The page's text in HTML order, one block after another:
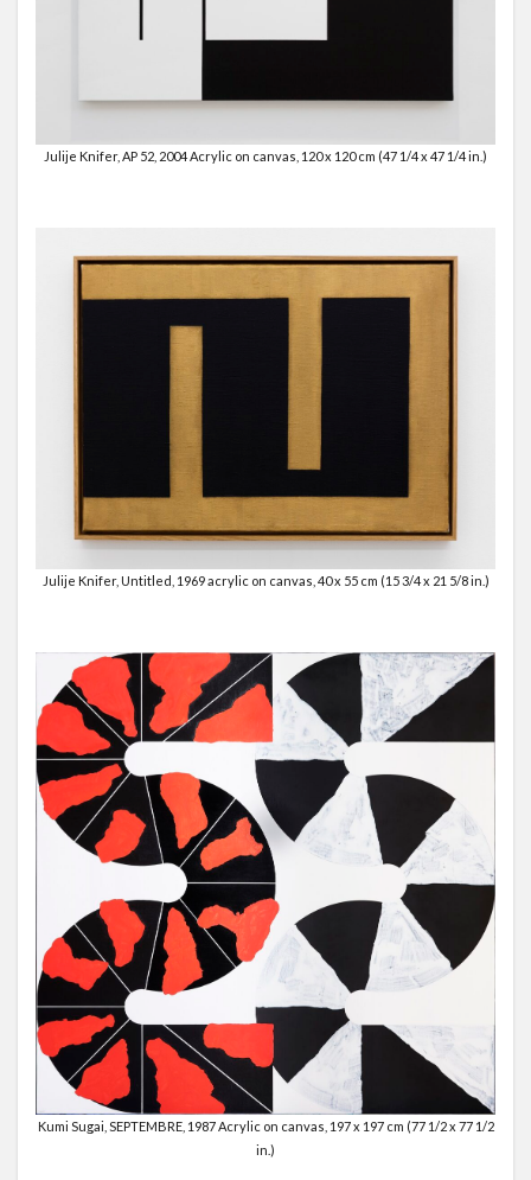
Julije Knifer, AP 52, 2004 Acrylic on canvas, 120 x 120 cm (47 1/4 x 47 1/4 in.)
Julije Knifer, Untitled, 1969 acrylic on canvas, 40 x 55 cm (15 3/4 x 21 5/8 in.)
Kumi Sugai, SEPTEMBRE, 1987 Acrylic on canvas, 197 x 197 cm (77 1/2 x 77 1/2
in.)